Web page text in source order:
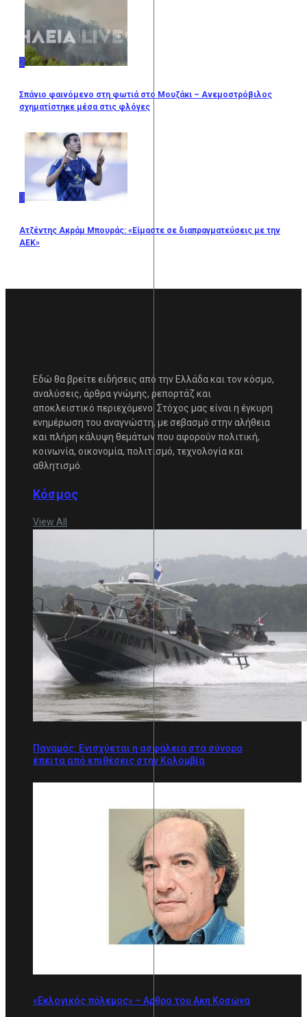
2
Σπάνιο φαινόμενο στη φωτιά στο Μουζάκι – Ανεμοστρόβιλος
σχηματίστηκε μέσα στις φλόγες
3
Ατζέντης Ακράμ Μπουράς: «Είμαστε σε διαπραγματεύσεις με την
ΑΕΚ»
Εδώ θα βρείτε ειδήσεις από την Ελλάδα και τον κόσμο,
αναλύσεις, άρθρα γνώμης, ρεπορτάζ και
αποκλειστικό περιεχόμενο. Στόχος μας είναι η έγκυρη
ενημέρωση του αναγνώστη, με σεβασμό στην αλήθεια
και πλήρη κάλυψη θεμάτων που αφορούν πολιτική,
κοινωνία, οικονομία, πολιτισμό, τεχνολογία και
αθλητισμό.
Κόσμος
View All
Παναμάς: Ενισχύεται η ασφάλεια στα σύνορα
έπειτα από επιθέσεις στην Κολομβία
«Εκλογικός πόλεμος» – Αρθρο του Ακη Κοσώνα